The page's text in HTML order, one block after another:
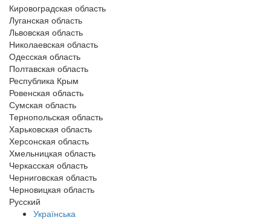
Кировоградская область
Луганская область
Львовская область
Николаевская область
Одесская область
Полтавская область
Республика Крым
Ровенская область
Сумская область
Тернопольская область
Харьковская область
Херсонская область
Хмельницкая область
Черкасская область
Черниговская область
Черновицкая область
Русский
Українська